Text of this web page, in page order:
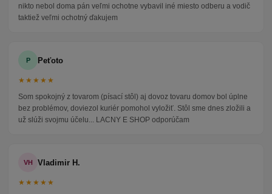
nikto nebol doma pán veľmi ochotne vybavil iné miesto odberu a vodič
taktiež veľmi ochotný ďakujem
P Peťoto
★★★★★
Som spokojný z tovarom (písací stôl) aj dovoz tovaru domov bol úplne
bez problémov, doviezol kuriér pomohol vyložiť. Stôl sme dnes zložili a
už slúži svojmu účelu... LACNY E SHOP odporúčam
VH Vladimir H.
★★★★★